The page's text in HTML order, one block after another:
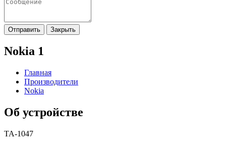
Отправить Закрыть
Nokia 1
Главная
Производители
Nokia
Об устройстве
TA-1047